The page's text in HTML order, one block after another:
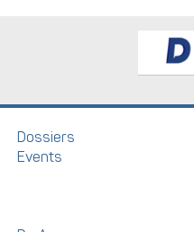
Dossiers
Events